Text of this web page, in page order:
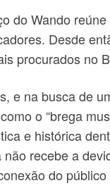
Wando
Desde
procurados no
e na busca de
o “brega
e histórica
recebe a
do